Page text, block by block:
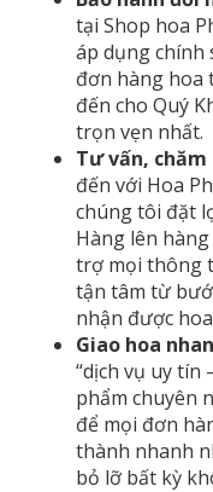
tại Shop hoa
áp dụng chính
đơn hàng hoa
đến cho Quý
trọn vẹn nhất.
Tư vấn,
đến với Hoa
chúng tôi đặt
Hàng lên
trợ mọi thông
tận tâm từ
nhận được
Giao hoa
“dịch vụ uy tín
phẩm chuyên
để mọi đơn
thành nhanh
bỏ lỡ bất kỳ